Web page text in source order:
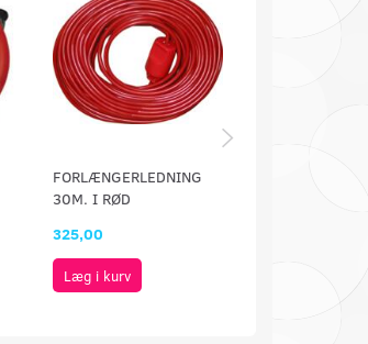
FORLÆNGERLEDNING
30M. I RØD
325,00
Læg i kurv